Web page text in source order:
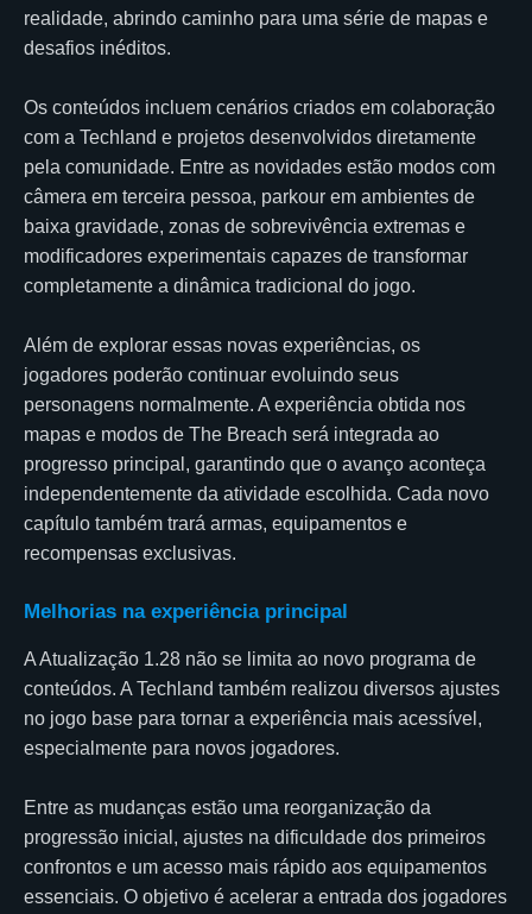
realidade, abrindo caminho para uma série de mapas e
desafios inéditos.
Os conteúdos incluem cenários criados em colaboração
com a Techland e projetos desenvolvidos diretamente
pela comunidade. Entre as novidades estão modos com
câmera em terceira pessoa, parkour em ambientes de
baixa gravidade, zonas de sobrevivência extremas e
modificadores experimentais capazes de transformar
completamente a dinâmica tradicional do jogo.
Além de explorar essas novas experiências, os
jogadores poderão continuar evoluindo seus
personagens normalmente. A experiência obtida nos
mapas e modos de The Breach será integrada ao
progresso principal, garantindo que o avanço aconteça
independentemente da atividade escolhida. Cada novo
capítulo também trará armas, equipamentos e
recompensas exclusivas.
Melhorias na experiência principal
A Atualização 1.28 não se limita ao novo programa de
conteúdos. A Techland também realizou diversos ajustes
no jogo base para tornar a experiência mais acessível,
especialmente para novos jogadores.
Entre as mudanças estão uma reorganização da
progressão inicial, ajustes na dificuldade dos primeiros
confrontos e um acesso mais rápido aos equipamentos
essenciais. O objetivo é acelerar a entrada dos jogadores